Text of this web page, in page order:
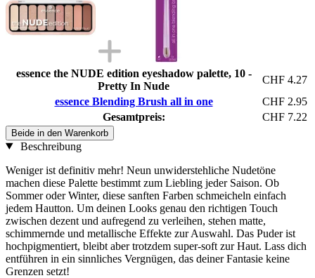
essence the NUDE edition eyeshadow palette, 10 -
Pretty In Nude
CHF 4.27
essence Blending Brush all in one
CHF 2.95
Gesamtpreis:
CHF 7.22
Beide in den Warenkorb
Beschreibung
Weniger ist definitiv mehr! Neun unwiderstehliche Nudetöne
machen diese Palette bestimmt zum Liebling jeder Saison. Ob
Sommer oder Winter, diese sanften Farben schmeicheln einfach
jedem Hautton. Um deinen Looks genau den richtigen Touch
zwischen dezent und aufregend zu verleihen, stehen matte,
schimmernde und metallische Effekte zur Auswahl. Das Puder ist
hochpigmentiert, bleibt aber trotzdem super-soft zur Haut. Lass dich
entführen in ein sinnliches Vergnügen, das deiner Fantasie keine
Grenzen setzt!